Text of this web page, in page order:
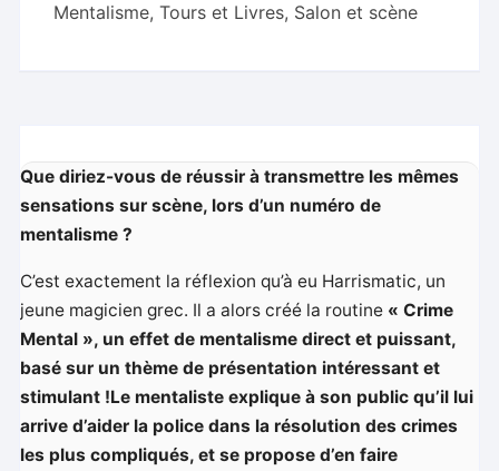
Mentalisme, Tours et Livres, Salon et scène
Que diriez-vous de réussir à transmettre les mêmes
sensations sur scène, lors d’un numéro de
mentalisme ?
C’est exactement la réflexion qu’à eu Harrismatic, un
jeune magicien grec. Il a alors créé la routine « Crime
Mental », un effet de mentalisme direct et puissant,
basé sur un thème de présentation intéressant et
stimulant !Le mentaliste explique à son public qu’il lui
arrive d’aider la police dans la résolution des crimes
les plus compliqués, et se propose d’en faire